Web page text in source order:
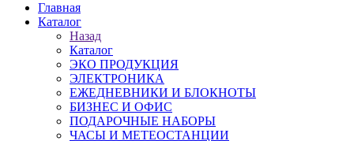
Главная
Каталог
Назад
Каталог
ЭКО ПРОДУКЦИЯ
ЭЛЕКТРОНИКА
ЕЖЕДНЕВНИКИ И БЛОКНОТЫ
БИЗНЕС И ОФИС
ПОДАРОЧНЫЕ НАБОРЫ
ЧАСЫ И МЕТЕОСТАНЦИИ